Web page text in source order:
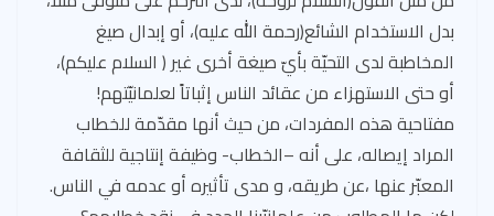
بدل الاستخدام الشائع(رحمة الله عليه)، أو إبدال صيغ
المخاطبة لدى التحيّة بأيّ صيغة أخرى غير ( السلام عليكم)،
أو حتى الاستهزاء من عقائد الناس إثباتاً لعلمانيّتهم!
مفتاحية هذه المفردات، من حيث أنها مقدّمة للخطاب
المراد إيصاله، على أنه –الخطاب- وظيفة إنتاجية للثقافة
المعبّر عنها ،عن طريقه، و مدى تأثيره أو عدمه في الناس.